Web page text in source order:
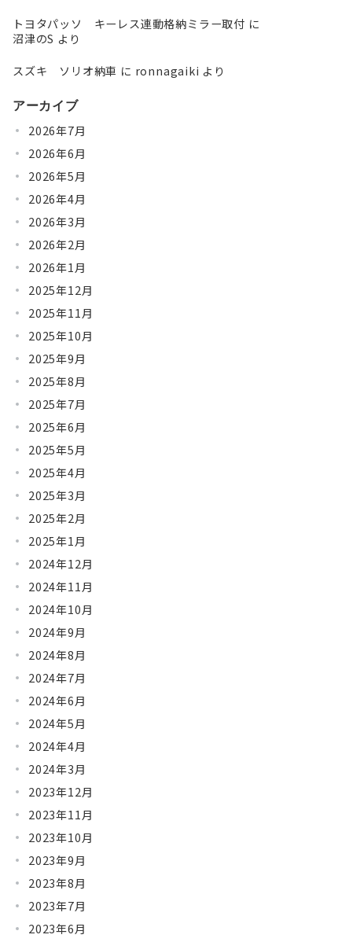
トヨタパッソ キーレス連動格納ミラー取付 に
沼津のS より
スズキ ソリオ納車 に ronnagaiki より
アーカイブ
2026年7月
2026年6月
2026年5月
2026年4月
2026年3月
2026年2月
2026年1月
2025年12月
2025年11月
2025年10月
2025年9月
2025年8月
2025年7月
2025年6月
2025年5月
2025年4月
2025年3月
2025年2月
2025年1月
2024年12月
2024年11月
2024年10月
2024年9月
2024年8月
2024年7月
2024年6月
2024年5月
2024年4月
2024年3月
2023年12月
2023年11月
2023年10月
2023年9月
2023年8月
2023年7月
2023年6月